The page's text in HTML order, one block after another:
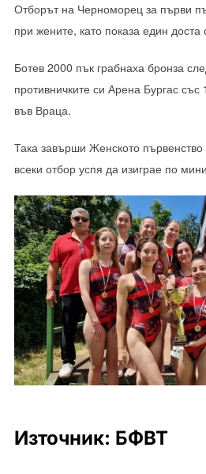
Отборът на Черноморец за първи
при жените, като показа един доста
Ботев 2000 пък грабнаха бронза
противничките си Арена Бургас със
във Враца.
Така завърши Женското
всеки отбор успя да изиграе по
Източник: БФВТ